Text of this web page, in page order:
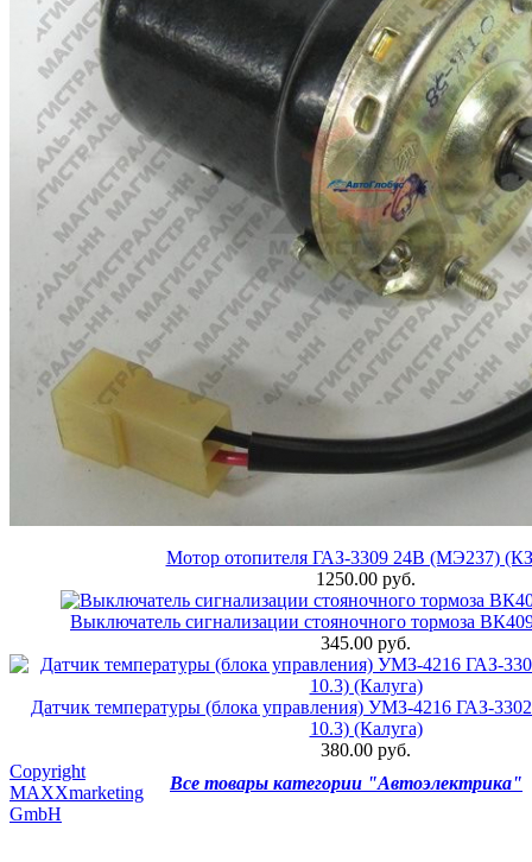
Мотор отопителя ГАЗ-3309 24В (МЭ237)
1250.00 руб.
Выключатель сигнализации стояночного тормоза
345.00 руб.
Датчик температуры (блока управления) УМЗ-4216 ГАЗ-
10.3) (Калуга)
380.00 руб.
Все товары категории "Автоэлектрика"
Copyright
MAXXmarketing
GmbH